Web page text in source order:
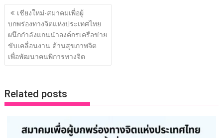
e
b
o
o
itt
er
k
e
dI
n
e
y
n
แนะแนว
เรื่อง
เชียงใหม่-สมาคมเพื่อผู้
บกพร่องทางจิตแห่งประเทศไทย
ผนึกกำลังแกนนำองค์กรเครือข่าย
ขับเคลื่อนงาน ด้านสุขภาพจิต
เพื่อพัฒนาคนพิการทางจิต
Related posts